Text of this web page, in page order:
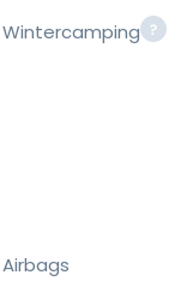
Wintercamping
Airbags